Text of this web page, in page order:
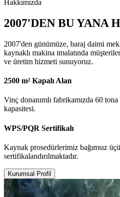
Hakkımızda
2007'DEN BU YANA
2007'den günümüze, baraj daimi
kaynaklı makina imalatında
ve üretim hizmeti sunuyoruz.
2500 m² Kapalı Alan
Vinç donanımlı fabrikamızda 60
kapasitesi.
WPS/PQR Sertifikalı
Kaynak prosedürlerimiz bağımsız
sertifikalandırılmaktadır.
Kurumsal Profil